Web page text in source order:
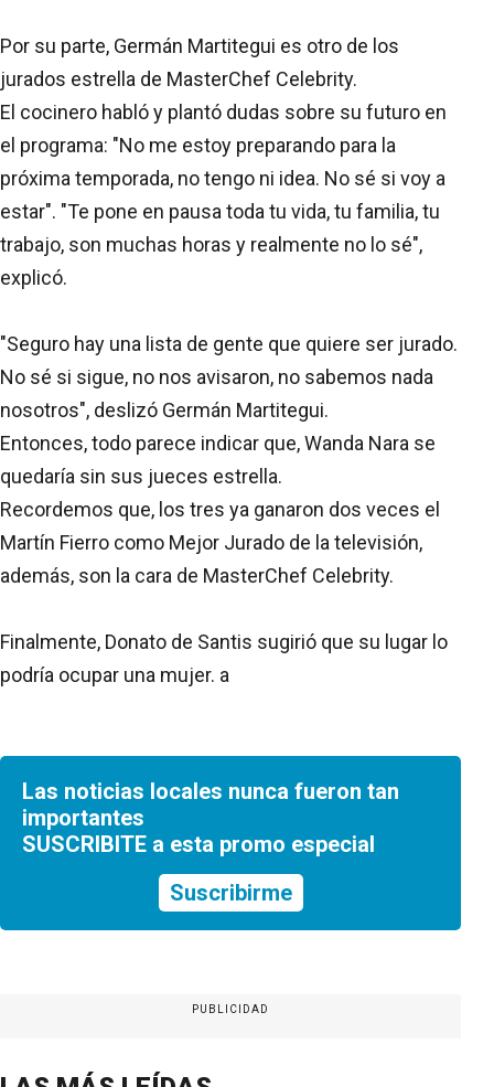
Por su parte, Germán Martitegui es otro de los
jurados estrella de MasterChef Celebrity.
El cocinero habló y plantó dudas sobre su futuro en
el programa: "No me estoy preparando para la
próxima temporada, no tengo ni idea. No sé si voy a
estar". "Te pone en pausa toda tu vida, tu familia, tu
trabajo, son muchas horas y realmente no lo sé",
explicó.
"Seguro hay una lista de gente que quiere ser jurado.
No sé si sigue, no nos avisaron, no sabemos nada
nosotros", deslizó Germán Martitegui.
Entonces, todo parece indicar que, Wanda Nara se
quedaría sin sus jueces estrella.
Recordemos que, los tres ya ganaron dos veces el
Martín Fierro como Mejor Jurado de la televisión,
además, son la cara de MasterChef Celebrity.
Finalmente, Donato de Santis sugirió que su lugar lo
podría ocupar una mujer. a
Las noticias locales nunca fueron tan
importantes
SUSCRIBITE a esta promo especial
Suscribirme
PUBLICIDAD